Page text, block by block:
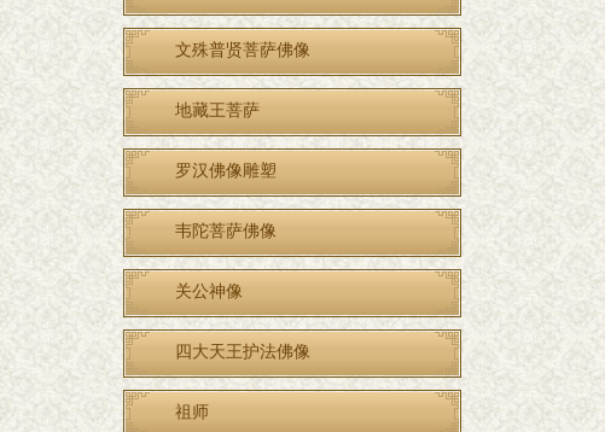
文殊普贤菩萨佛像
地藏王菩萨
罗汉佛像雕塑
韦陀菩萨佛像
关公神像
四大天王护法佛像
祖师